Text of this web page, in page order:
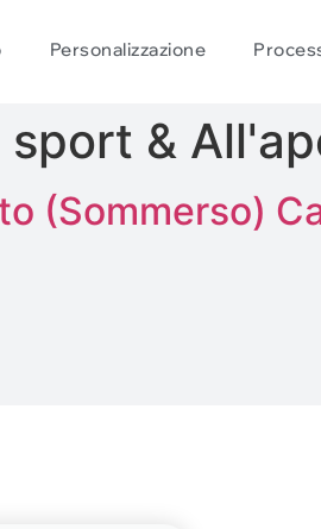
Personalizzazione
sport &
(Sommerso)